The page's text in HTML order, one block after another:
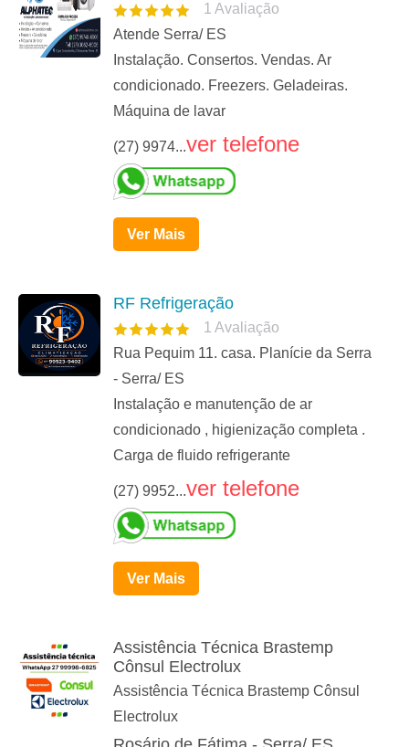
1 Avaliação
Atende Serra/ ES
Instalação. Consertos. Vendas. Ar
condicionado. Freezers. Geladeiras.
Máquina de lavar
(27) 9974...ver telefone
Ver Mais
RF Refrigeração
1 Avaliação
Rua Pequim 11. casa. Planície da Serra
- Serra/ ES
Instalação e manutenção de ar
condicionado , higienização completa .
Carga de fluido refrigerante
(27) 9952...ver telefone
Ver Mais
Assistência Técnica Brastemp
Cônsul Electrolux
Assistência Técnica Brastemp Cônsul
Electrolux